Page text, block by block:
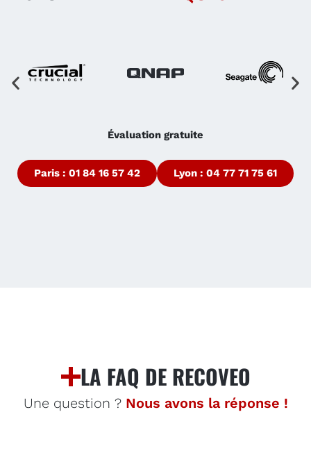
Évaluation gratuite
Paris : 01 84 16 57 42 Lyon : 04 77 71 75 61
LA FAQ DE RECOVEO
Une question ? Nous avons la réponse !